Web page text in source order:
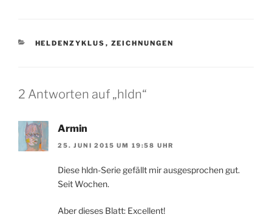
KATEGORIEN
HELDENZYKLUS , ZEICHNUNGEN
2 Antworten auf „hldn“
Armin
25. JUNI 2015 UM 19:58 UHR
Diese hldn-Serie gefällt mir ausgesprochen gut.
Seit Wochen.
Aber dieses Blatt: Excellent!